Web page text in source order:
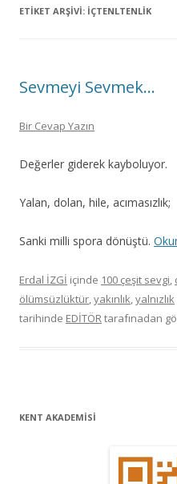
ETIKET ARŞIVI: IÇTENLTENLIK
Sevmeyi Sevmek…
Bir Cevap Yazın
Değerler giderek kayboluyor.
Yalan, dolan, hile, acımasızlık;
Sanki milli spora dönüştü.
Erdal İZGİ içinde 100 çeşit sevgi,
ölümsüzlüktür,yakınlık,yalnızlık
tarihinde EDİTÖRtarafınadan
KENT AKADEMİSİ